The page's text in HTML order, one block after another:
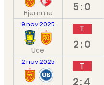
Hjemme 5:0
9 nov 2025
Ude
T
2:0
2 nov 2025 T
2:4